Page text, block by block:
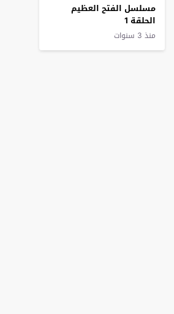
مسلسل الفتح العظيم
الحلقة 1
منذ 3 سنوات